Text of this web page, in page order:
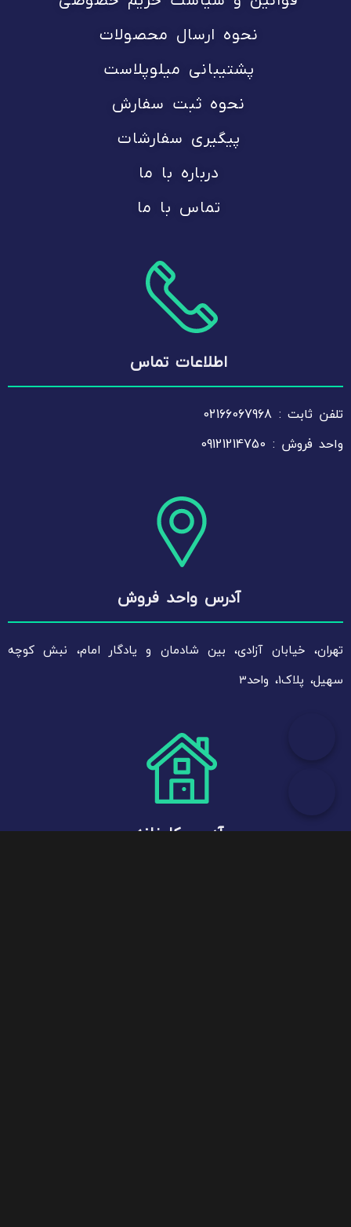
نحوه ارسال محصولات
پشتیبانی میلوپلاست
نحوه ثبت سفارش
پیگیری سفارشات
درباره با ما
تماس با ما
اطلاعات تماس
تلفن ثابت : 02166067968
واحد فروش : 09121214750
آدرس واحد فروش
تهران، خیابان آزادی، بین شادمان و یادگار امام، نبش کوچه
سهیل، پلاک1، واحد3
آدرس کارخانه